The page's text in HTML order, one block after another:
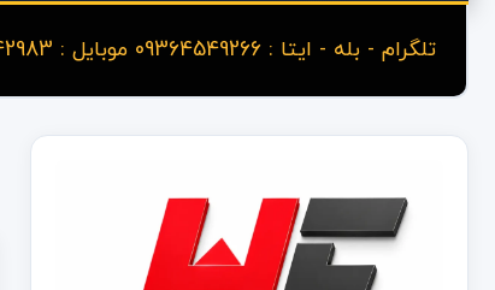
تلگرام - بله - ایتا : 09364549266 موبایل : 09119542983